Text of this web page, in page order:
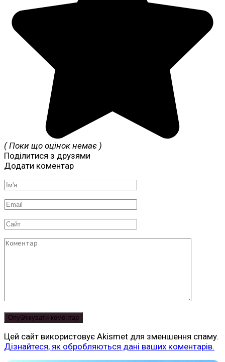
( Поки що оцінок немає )
Поділитися з друзями
Додати коментар
Ім'я
Email
Сайт
Коментар
Цей сайт використовує Akismet для зменшення спаму.
Дізнайтеся, як обробляються дані ваших коментарів.